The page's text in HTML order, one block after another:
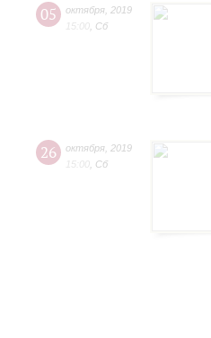
05 октября 2019
15:00 Сб
26 октября 2019
15:00 Сб